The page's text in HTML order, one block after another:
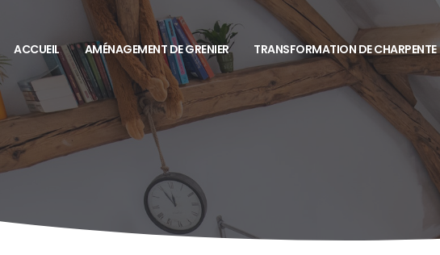
ACCUEIL AMÉNAGEMENT DE GRENIER TRANSFORMATION DE CHARPENTE